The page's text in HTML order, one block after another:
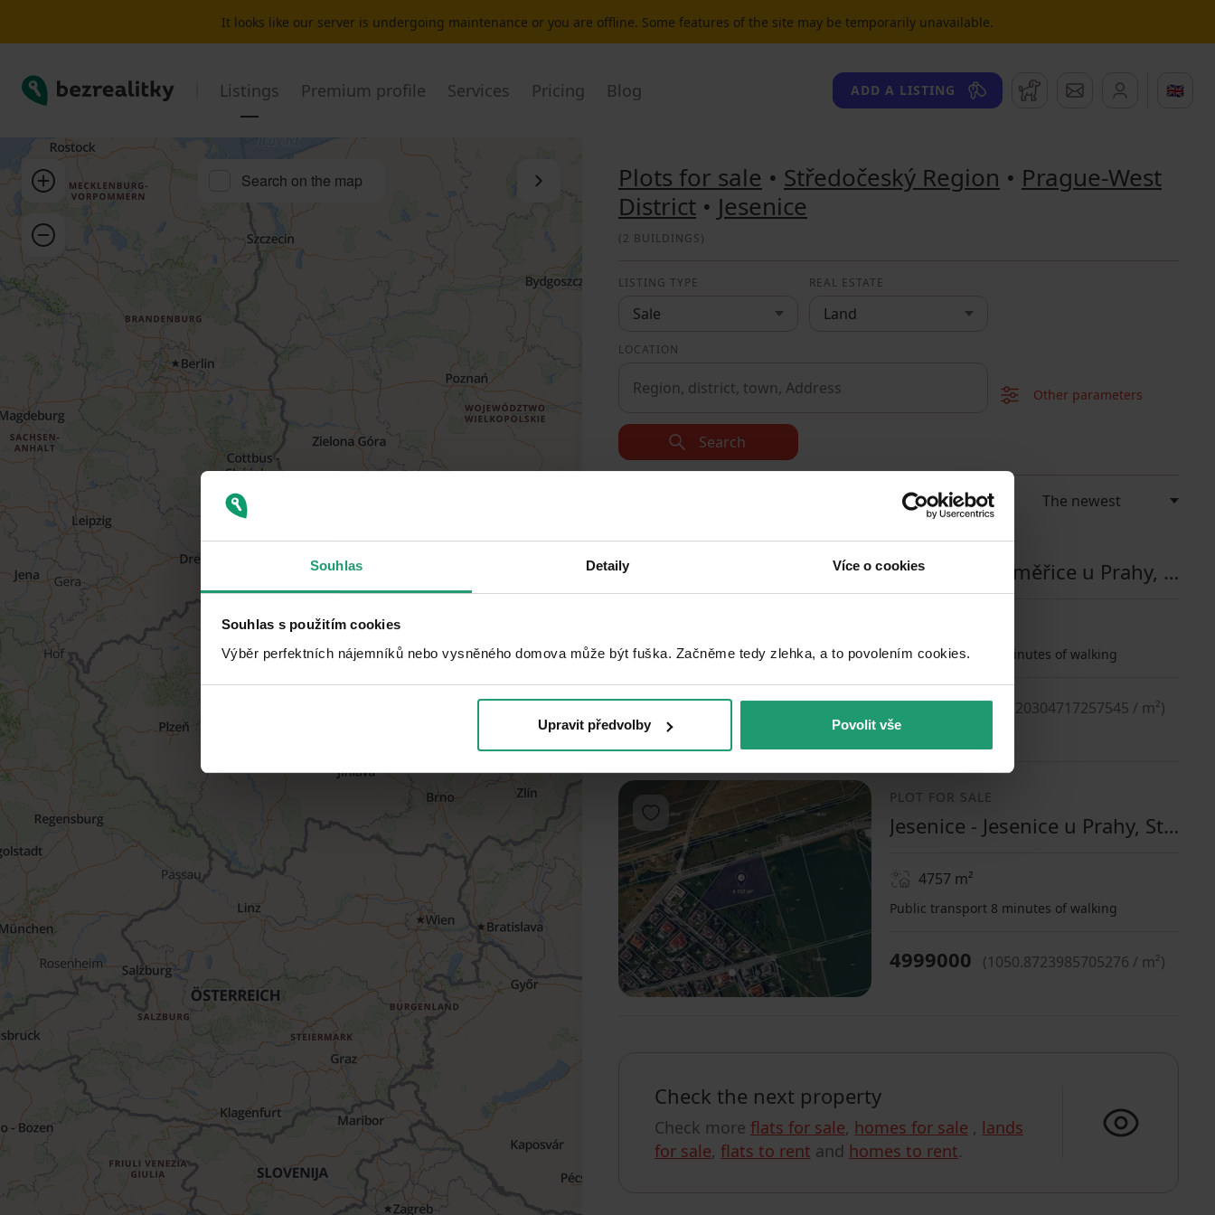
Souhlas Detaily Více o cookies
Souhlas s použitím cookies
Výběr perfektních nájemníků nebo vysněného domova může být fuška. Začněme tedy zlehka, a to povolením cookies.​
Upravit předvolby Povolit vše
It looks like our server is undergoing maintenance or you are offline. Some features of the site may be temporarily unavailable.
Bezrealitky Listings Premium profile Services Pricing Blog ADD A LISTING WatchdogMessages 🇬🇧
Zoom in
Zoom out
Search on the map Close the listPlots for sale • Středočeský Region • Prague-West
District • Jesenice
(2 BUILDINGS)
LISTING TYPE
Sale
REAL ESTATE
Land
LOCATION
Other parameters
Search
PLOT FOR SALE
Jesenice - Zdiměřice u Prahy, Středočeský Region
Public transport 5 minutes of walking
1499000 439.20304717257545 / m²)
12 3
Add to favorites
PLOT FOR SALE
Jesenice - Jesenice u Prahy, Středočeský Region
4757 m²
Public transport 8 minutes of walking
4999000 (1050.8723985705276 / m²)
Check the next property
Check more flats for sale, homes for sale , lands
for sale, flats to rent and homes to rent.